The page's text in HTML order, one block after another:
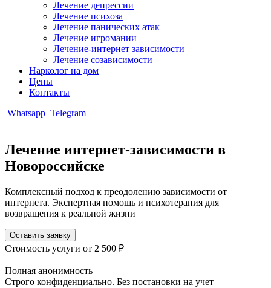
Лечение депрессии
Лечение психоза
Лечение панических атак
Лечение игромании
Лечение-интернет зависимости
Лечение созависимости
Нарколог на дом
Цены
Контакты
Whatsapp Telegram
Лечение интернет-зависимости в
Новороссийске
Комплексный подход к преодолению зависимости от
интернета. Экспертная помощь и психотерапия для
возвращения к реальной жизни
Оставить заявку
Стоимость услуги от 2 500 ₽
Полная анонимность
Строго конфиденциально. Без постановки на учет